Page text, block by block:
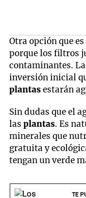
Otra opción que
porque los filtros
contaminantes.
inversión inicial
plantasestarán
Sin dudas que el
lasplantas. Es
minerales que
gratuita y
tengan un verde
TE